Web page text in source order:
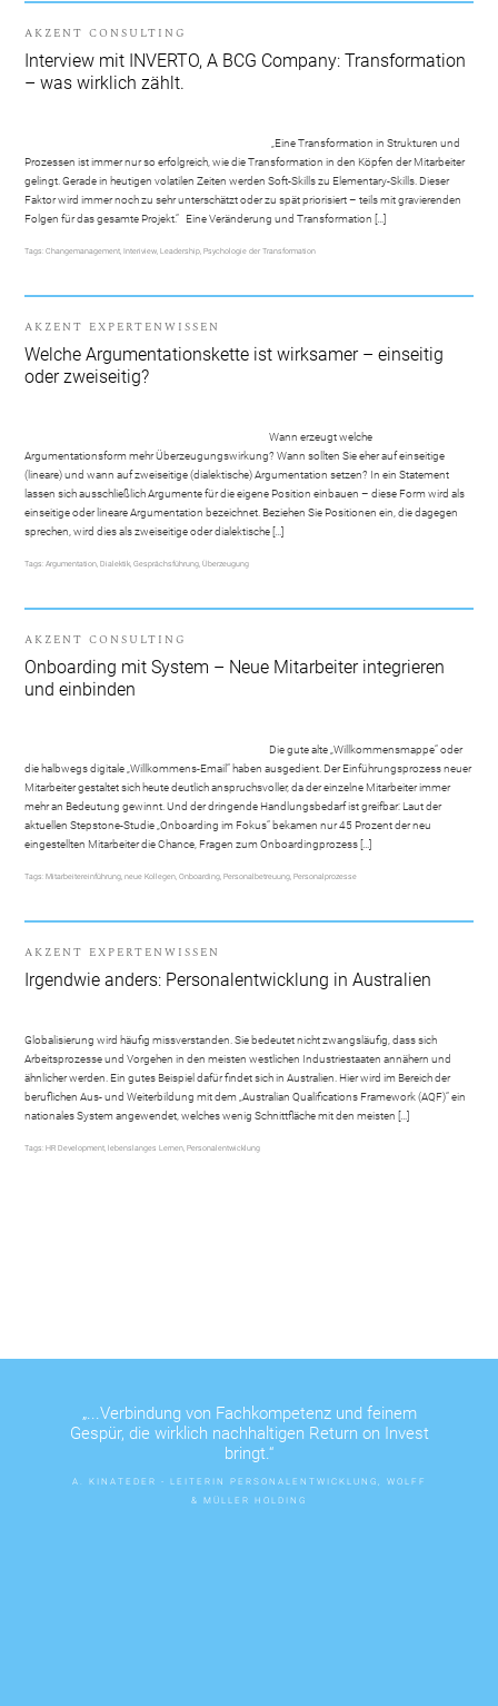
AKZENT CONSULTING
Interview mit INVERTO, A BCG Company: Transformation
– was wirklich zählt.
„Eine Transformation in Strukturen und
Prozessen ist immer nur so erfolgreich, wie die Transformation in den Köpfen der Mitarbeiter
gelingt. Gerade in heutigen volatilen Zeiten werden Soft-Skills zu Elementary-Skills. Dieser
Faktor wird immer noch zu sehr unterschätzt oder zu spät priorisiert – teils mit gravierenden
Folgen für das gesamte Projekt.“ Eine Veränderung und Transformation […]
Tags:Changemanagement, Interiview, Leadership, Psychologie der Transformation
AKZENT EXPERTENWISSEN
Welche Argumentationskette ist wirksamer – einseitig
oder zweiseitig?
Wann erzeugt welche
Argumentationsform mehr Überzeugungswirkung? Wann sollten Sie eher auf einseitige
(lineare) und wann auf zweiseitige (dialektische) Argumentation setzen? In ein Statement
lassen sich ausschließlich Argumente für die eigene Position einbauen – diese Form wird als
einseitige oder lineare Argumentation bezeichnet. Beziehen Sie Positionen ein, die dagegen
sprechen, wird dies als zweiseitige oder dialektische […]
Tags:Argumentation, Dialektik,Gesprächsführung,Überzeugung
AKZENT CONSULTING
Onboarding mit System – Neue Mitarbeiter integrieren
und einbinden
Die gute alte „Willkommensmappe“ oder
die halbwegs digitale „Willkommens-Email“ haben ausgedient. Der Einführungsprozess neuer
Mitarbeiter gestaltet sich heute deutlich anspruchsvoller, da der einzelne Mitarbeiter immer
mehr an Bedeutung gewinnt. Und der dringende Handlungsbedarf ist greifbar: Laut der
aktuellen Stepstone-Studie „Onboarding im Fokus“ bekamen nur 45 Prozent der neu
eingestellten Mitarbeiter die Chance, Fragen zum Onboardingprozess […]
Tags: Mitarbeitereinführung,neue Kollegen,Onboarding, Personalbetreuung, Personalprozesse
AKZENT EXPERTENWISSEN
Irgendwie anders: Personalentwicklung in Australien
Globalisierung wird häufig missverstanden. Sie bedeutet nicht zwangsläufig, dass sich
Arbeitsprozesse und Vorgehen in den meisten westlichen Industriestaaten annähern und
ähnlicher werden. Ein gutes Beispiel dafür findet sich in Australien. Hier wird im Bereich der
beruflichen Aus- und Weiterbildung mit dem „Australian Qualifications Framework (AQF)“ ein
nationales System angewendet, welches wenig Schnittfläche mit den meisten […]
Tags: HR Development, lebenslanges Lernen, Personalentwicklung
„...Verbindung von Fachkompetenz und feinem
Gespür, die wirklich nachhaltigen Return on Invest
bringt.“
A. KINATEDER - LEITERIN PERSONALENTWICKLUNG, WOLFF
& MÜLLER HOLDING